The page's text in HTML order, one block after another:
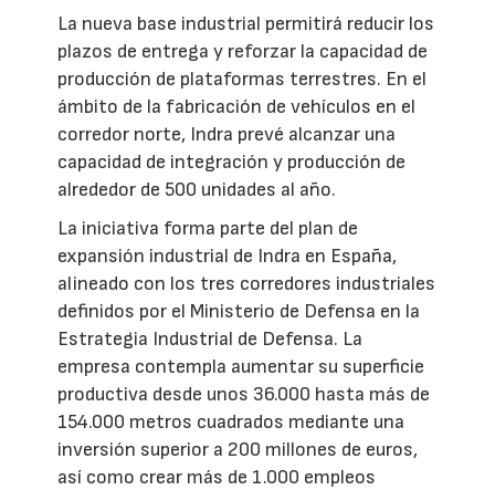
La nueva base industrial permitirá reducir los
plazos de entrega y reforzar la capacidad de
producción de plataformas terrestres. En el
ámbito de la fabricación de vehículos en el
corredor norte, Indra prevé alcanzar una
capacidad de integración y producción de
alrededor de 500 unidades al año.
La iniciativa forma parte del plan de
expansión industrial de Indra en España,
alineado con los tres corredores industriales
definidos por el Ministerio de Defensa en la
Estrategia Industrial de Defensa. La
empresa contempla aumentar su superficie
productiva desde unos 36.000 hasta más de
154.000 metros cuadrados mediante una
inversión superior a 200 millones de euros,
así como crear más de 1.000 empleos